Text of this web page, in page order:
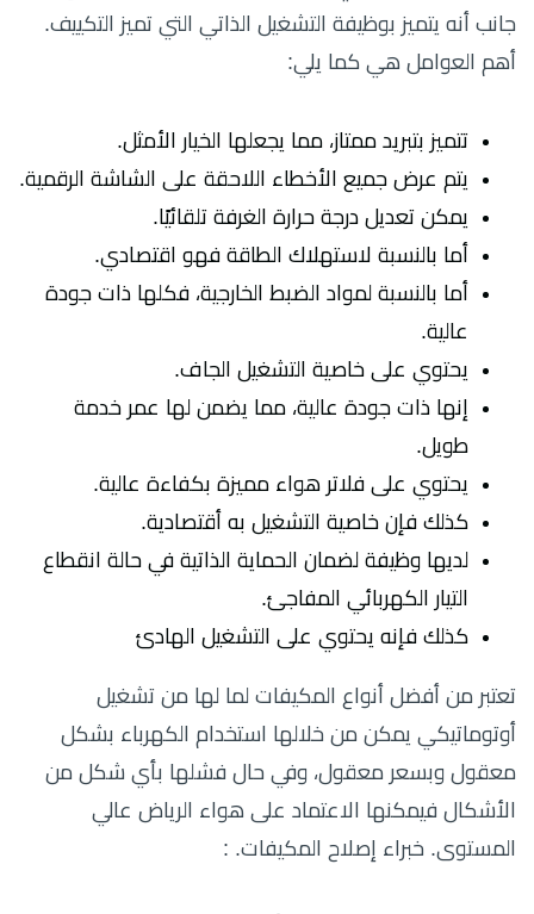
جانب أنه يتميز بوظيفة التشغيل الذاتي التي تميز التكييف.
أهم العوامل هي كما يلي:
تتميز بتبريد ممتاز، مما يجعلها الخيار الأمثل.
يتم عرض جميع الأخطاء اللاحقة على الشاشة الرقمية.
يمكن تعديل درجة حرارة الغرفة تلقائيًا.
أما بالنسبة لاستهلاك الطاقة فهو اقتصادي.
أما بالنسبة لمواد الضبط الخارجية، فكلها ذات جودة
عالية.
يحتوي على خاصية التشغيل الجاف.
إنها ذات جودة عالية، مما يضمن لها عمر خدمة
طويل.
يحتوي على فلاتر هواء مميزة بكفاءة عالية.
كذلك فإن خاصية التشغيل به أقتصادية.
لديها وظيفة لضمان الحماية الذاتية في حالة انقطاع
التيار الكهربائي المفاجئ.
كذلك فإنه يحتوي على التشغيل الهادئ
تعتبر من أفضل أنواع المكيفات لما لها من تشغيل
أوتوماتيكي يمكن من خلالها استخدام الكهرباء بشكل
معقول وبسعر معقول، وفي حال فشلها بأي شكل من
الأشكال فيمكنها الاعتماد على هواء الرياض عالي
المستوى. خبراء إصلاح المكيفات. :